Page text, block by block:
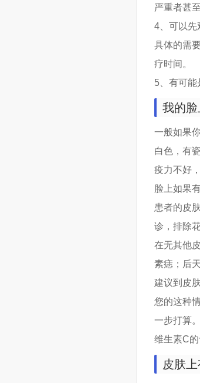
严重者甚
4、可以先
具体的需
疗时间。
5、有可能
我的
一般如果
白色，有
疫力不好
脸上如果
患者的皮
诊，排除
在无其他
素痣；后
建议到皮
您的这种
一步打算
维生素C
皮肤